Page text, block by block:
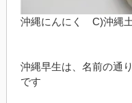
沖縄にんにく C)沖縄
沖縄早生は、名前の通
です